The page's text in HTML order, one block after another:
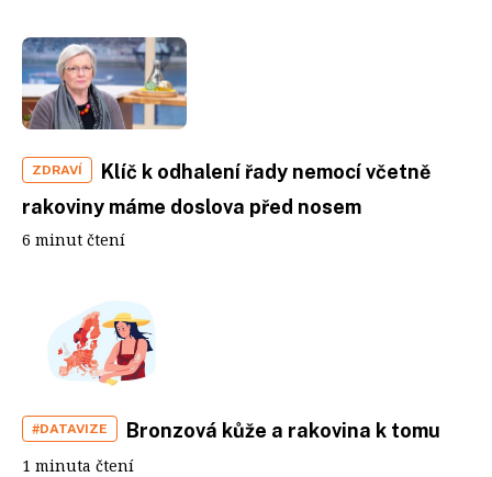
ZDRAVÍ
Klíč k odhalení řady nemocí včetně
rakoviny máme doslova před nosem
6 minut čtení
#DATAVIZE Bronzová kůže a rakovina k tomu
1 minuta čtení